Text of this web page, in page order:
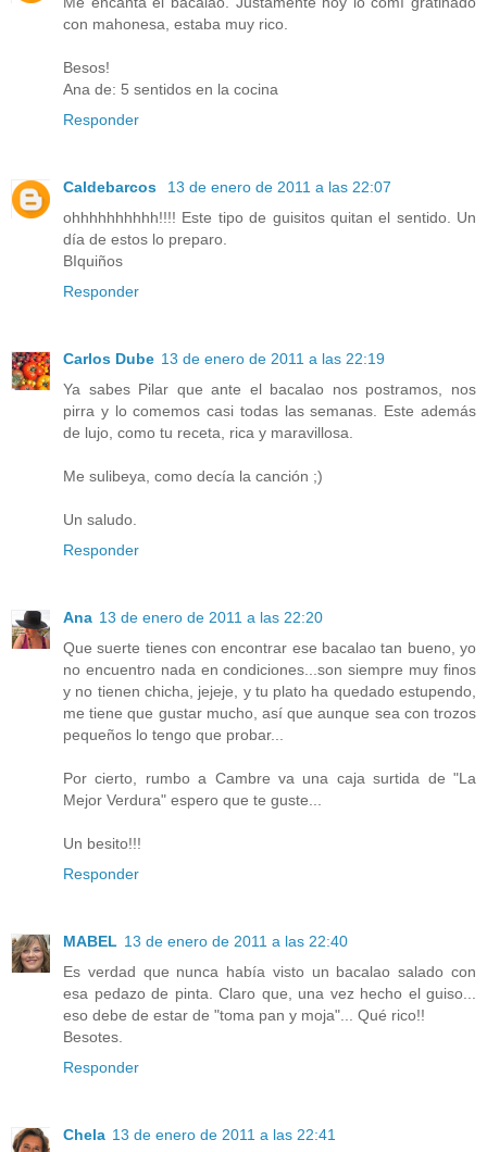
con mahonesa, estaba muy rico.
Besos!
Ana de: 5 sentidos en la cocina
Responder
Caldebarcos
13 de enero de 2011 a las 22:07
ohhhhhhhhhh!!!! Este tipo de guisitos quitan el sentido. Un
día de estos lo preparo.
BIquiños
Responder
Carlos Dube 13 de enero de 2011 a las 22:19
Ya sabes Pilar que ante el bacalao nos postramos, nos
pirra y lo comemos casi todas las semanas. Este además
de lujo, como tu receta, rica y maravillosa.
Me sulibeya, como decía la canción ;)
Un saludo.
Responder
Ana 13 de enero de 2011 a las 22:20
Que suerte tienes con encontrar ese bacalao tan bueno, yo
no encuentro nada en condiciones...son siempre muy finos
y no tienen chicha, jejeje, y tu plato ha quedado estupendo,
me tiene que gustar mucho, así que aunque sea con trozos
pequeños lo tengo que probar...
Por cierto, rumbo a Cambre va una caja surtida de "La
Mejor Verdura" espero que te guste...
Un besito!!!
Responder
MABEL 13 de enero de 2011 a las 22:40
Es verdad que nunca había visto un bacalao salado con
esa pedazo de pinta. Claro que, una vez hecho el guiso...
eso debe de estar de "toma pan y moja"... Qué rico!!
Besotes.
Responder
Chela 13 de enero de 2011 a las 22:41